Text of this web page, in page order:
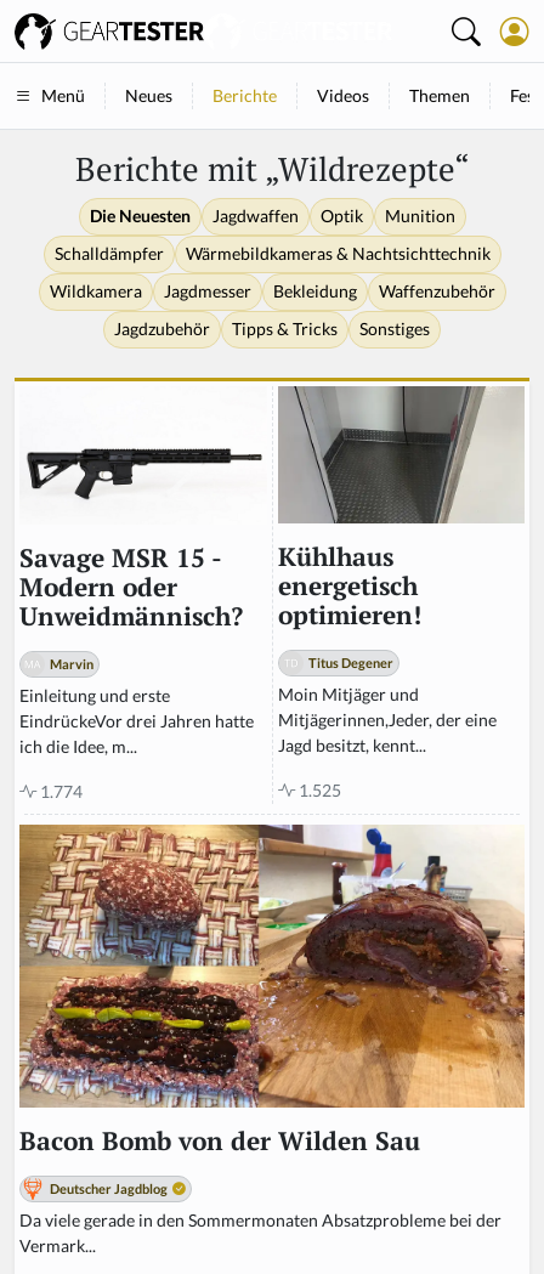
Menü Neues Berichte Videos Themen
Berichte mit „Wildrezepte“
Die Neuesten Jagdwaffen Optik
Munition
Schalldämpfer
Wärmebildkameras & Nachtsichttechnik
Wildkamera
Jagdmesser Bekleidung
Waffenzubehör
Jagdzubehör
Tipps & Tricks Sonstiges
Savage MSR 15 -
Modern oder
Unweidmännisch?
Marvin
Einleitung und erste
EindrückeVor drei Jahren hatte
ich die Idee, m...
1.774
Kühlhaus
energetisch
optimieren!
Titus Degener
Moin Mitjäger und
Mitjägerinnen,Jeder, der eine
Jagd besitzt, kennt...
1.525
Bacon Bomb von der Wilden Sau
Deutscher Jagdblog
Da viele gerade in den Sommermonaten Absatzprobleme bei der
Vermark...